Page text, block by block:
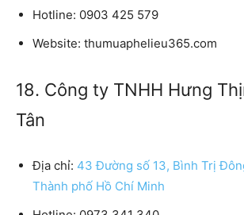
Hotline: 0903 425 579
Website: thumuaphelieu365.com
18. Công ty TNHH Hưng
Tân
Địa chỉ: 43 Đường số 13, Bình Trị
Thành phố Hồ Chí Minh